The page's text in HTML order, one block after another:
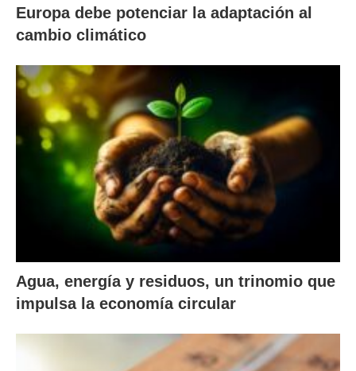
Europa debe potenciar la adaptación al
cambio climático
Agua, energía y residuos, un trinomio que
impulsa la economía circular